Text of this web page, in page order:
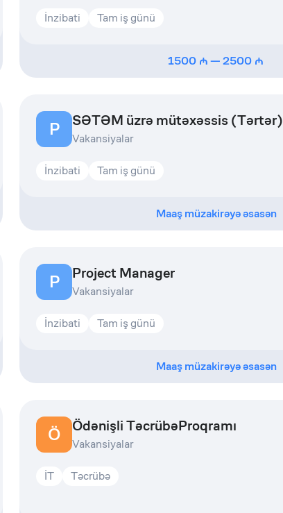
İnzibati Tam iş günü
1500 —2500
P SƏTƏM üzrə mütəxəssis (Tərtər)
Vakansiyalar
İnzibati Tam iş günü
Maaş müzakirəyə əsasən
P Project Manager
Vakansiyalar
İnzibati Tam iş günü
Maaş müzakirəyə əsasən
Ö Ödənişli TəcrübəProqramı
Vakansiyalar
İT Təcrübə